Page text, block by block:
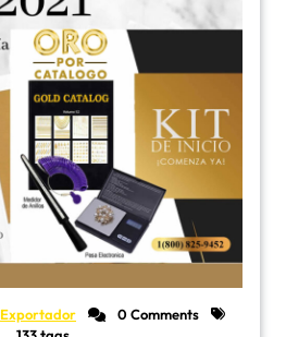
Exportador
0 Comments